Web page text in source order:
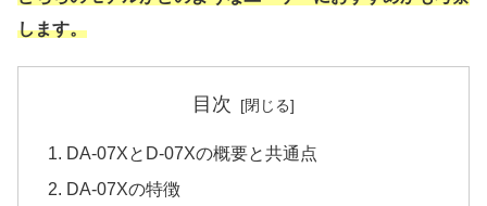
します。
目次
DA-07XとD-07Xの概要と共通点
DA-07Xの特徴